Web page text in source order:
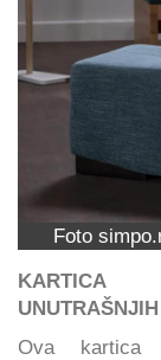
Foto
KARTICA
Ova kartica